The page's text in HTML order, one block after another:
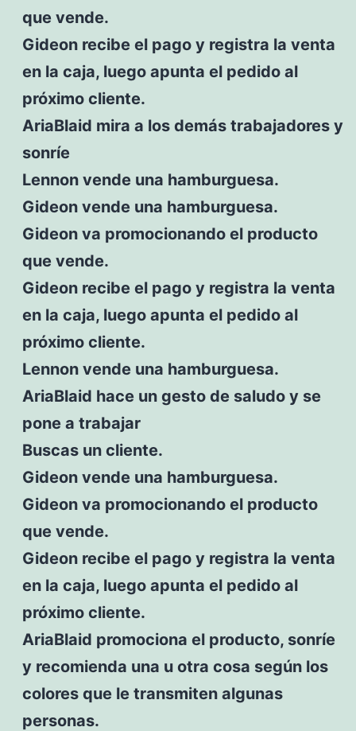
que vende.
Gideon recibe el pago y registra la venta
en la caja, luego apunta el pedido al
próximo cliente.
AriaBlaid mira a los demás trabajadores y
sonríe
Lennon vende una hamburguesa.
Gideon vende una hamburguesa.
Gideon va promocionando el producto
que vende.
Gideon recibe el pago y registra la venta
en la caja, luego apunta el pedido al
próximo cliente.
Lennon vende una hamburguesa.
AriaBlaid hace un gesto de saludo y se
pone a trabajar
Buscas un cliente.
Gideon vende una hamburguesa.
Gideon va promocionando el producto
que vende.
Gideon recibe el pago y registra la venta
en la caja, luego apunta el pedido al
próximo cliente.
AriaBlaid promociona el producto, sonríe
y recomienda una u otra cosa según los
colores que le transmiten algunas
personas.